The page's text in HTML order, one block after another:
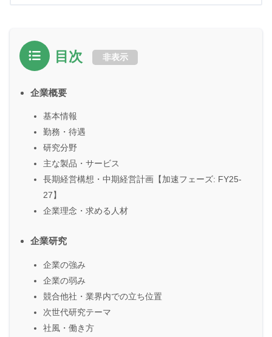
目次 非表示
企業概要
基本情報
勤務・待遇
研究分野
主な製品・サービス
長期経営構想・中期経営計画【加速フェーズ: FY25-
27】
企業理念・求める人材
企業研究
企業の強み
企業の弱み
競合他社・業界内での立ち位置
次世代研究テーマ
社風・働き方